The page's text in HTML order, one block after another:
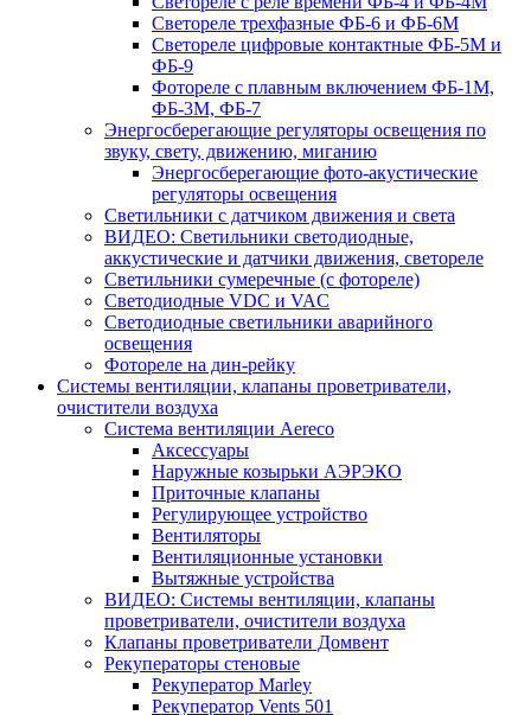
Светореле трехфазные ФБ-6 и ФБ-6М
Светореле цифровые контактные ФБ-5М и
ФБ-9
Фотореле с плавным включением ФБ-1М,
ФБ-3М, ФБ-7
Энергосберегающие регуляторы освещения по
звуку, свету, движению, миганию
Энергосберегающие фото-акустические
регуляторы освещения
Светильники с датчиком движения и света
ВИДЕО: Светильники светодиодные,
аккустические и датчики движения, светореле
Светильники сумеречные (с фотореле)
Светодиодные VDC и VAC
Светодиодные светильники аварийного
освещения
Фотореле на дин-рейку
Системы вентиляции, клапаны проветриватели,
очистители воздуха
Система вентиляции Aereco
Аксессуары
Наружные козырьки АЭРЭКО
Приточные клапаны
Регулирующее устройство
Вентиляторы
Вентиляционные установки
Вытяжные устройства
ВИДЕО: Системы вентиляции, клапаны
проветриватели, очистители воздуха
Клапаны проветриватели Домвент
Рекуператоры стеновые
Рекуператор Marley
Рекуператор Vents 501